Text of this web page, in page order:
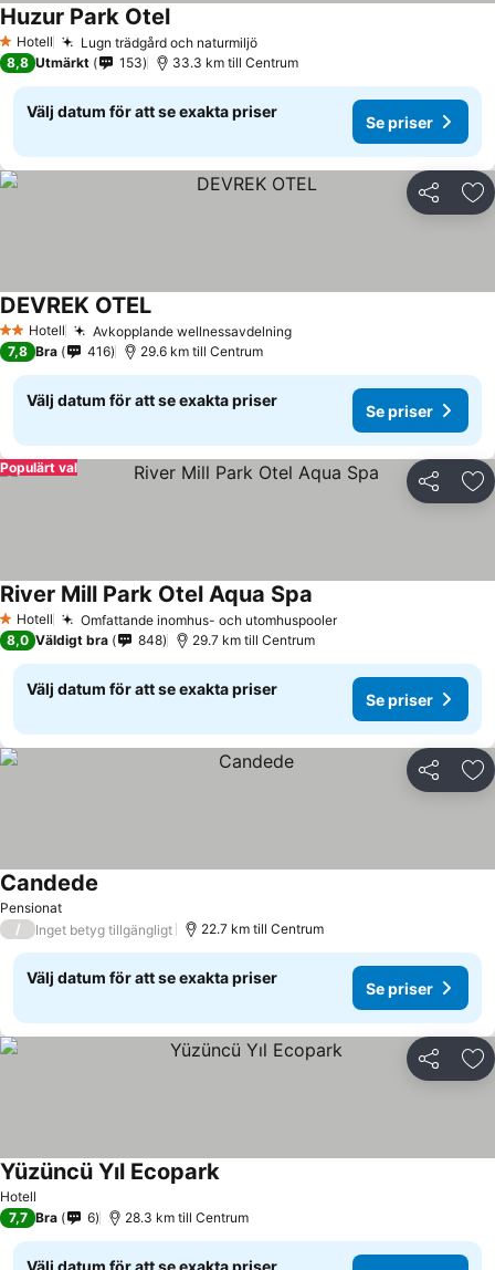
1 Stjärnor
Hotell Lugn trädgård och naturmiljö
Huzur Park Otel
8,8 Utmärkt 153 33.3 km till Centrum
Välj datum för att se exakta priser
Se priser
Dela
2 Stjärnor
Hotell Avkopplande wellnessavdelning
DEVREK OTEL
7,8 Bra 416 29.6 km till Centrum
Välj datum för att se exakta priser
Se priser
Dela
Populärt val
1 Stjärnor
Hotell Omfattande inomhus- och utomhuspooler
River Mill Park Otel Aqua Spa
8,0 Väldigt bra 848 29.7 km till Centrum
Välj datum för att se exakta priser
Se priser
Dela
Pensionat
Candede
/ Inget betyg tillgängligt 22.7 km till Centrum
Välj datum för att se exakta priser
Se priser
Dela
Hotell
Yüzüncü Yıl Ecopark
7,7 Bra 6 28.3 km till Centrum
Välj datum för att se exakta priser